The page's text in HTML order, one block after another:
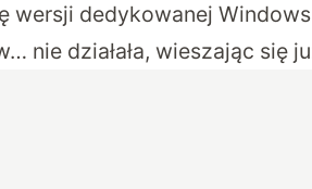
wersji dedykowanej
nie działała, wieszając się